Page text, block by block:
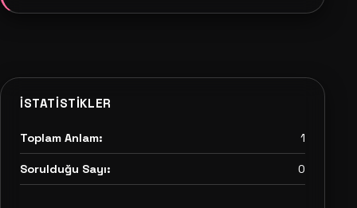
İSTATISTIKLER
Toplam Anlam: 1
Sorulduğu Sayı: 0